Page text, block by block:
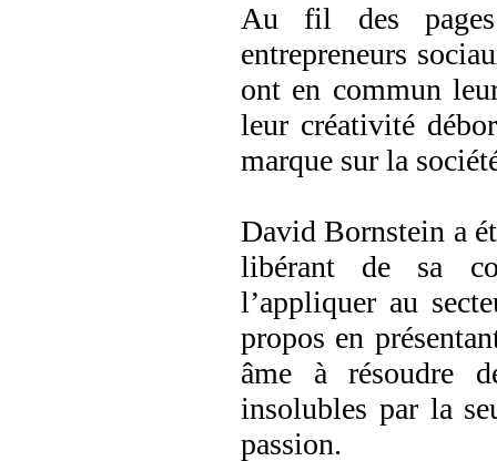
Au fil des
entrepreneurs
ont en commun
leur créativité
marque sur la
David Bornstein a
libérant de sa
l’appliquer au
propos en
âme à résoudre
insolubles par la
passion.